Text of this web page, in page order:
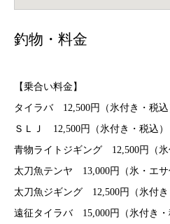
釣物・料金
【乗合い料金】
タイラバ 12,500円（氷付き・税込
ＳＬＪ 12,500円（氷付き・税込）
青物ライトジギング 12,500円（氷
太刀魚テンヤ 13,000円（氷・エサ
太刀魚ジギング 12,500円（氷付き
遠征タイラバ 15,000円（氷付き・